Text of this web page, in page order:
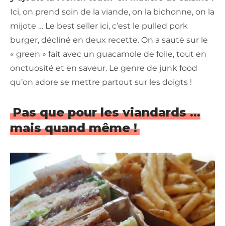
Ici, on prend soin de la viande, on la bichonne, on la
mijote … Le best seller ici, c’est le pulled pork
burger, décliné en deux recette. On a sauté sur le
« green » fait avec un guacamole de folie, tout en
onctuosité et en saveur. Le genre de junk food
qu’on adore se mettre partout sur les doigts !
Pas que pour les viandards …
mais quand même !